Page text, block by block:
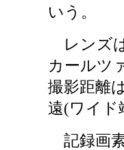
いう。
レンズは
カールツ
撮影距離
遠(ワイド
記録画素